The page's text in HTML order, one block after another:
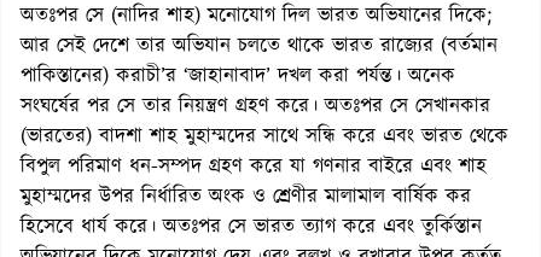
অতঃপর সে (নাদির শাহ) মনোযোগ দিল ভারত অভিযানের দিকে;
আর সেই দেশে তার অভিযান চলতে থাকে ভারত রাজ্যের (বর্তমান
পাকিস্তানের) করাচী’র ‘জাহানাবাদ’ দখল করা পর্যন্ত। অনেক
সংঘর্ষের পর সে তার নিয়ন্ত্রণ গ্রহণ করে। অতঃপর সে সেখানকার
(ভারতের) বাদশা শাহ মুহাম্মদের সাথে সন্ধি করে এবং ভারত থেকে
বিপুল পরিমাণ ধন-সম্পদ গ্রহণ করে যা গণনার বাইরে এবং শাহ
মুহাম্মদের উপর নির্ধারিত অংক ও শ্রেণীর মালামাল বার্ষিক কর
হিসেবে ধার্য করে। অতঃপর সে ভারত ত্যাগ করে এবং তুর্কিস্তান